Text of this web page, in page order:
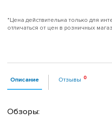
*Цена действительна только для
отличаться от цен в розничных
Описание Отзывы
Обзоры: